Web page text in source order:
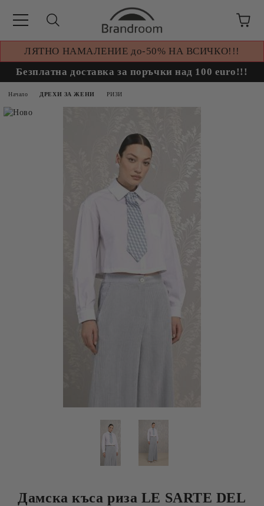
ЛЯТНО НАМАЛЕНИЕ до-50% НА ВСИЧКО!!!
Безплатна доставка за поръчки над 100 euro!!!
Начало ДРЕХИ ЗА ЖЕНИ РИЗИ
Дамска къса риза LE SARTE DEL